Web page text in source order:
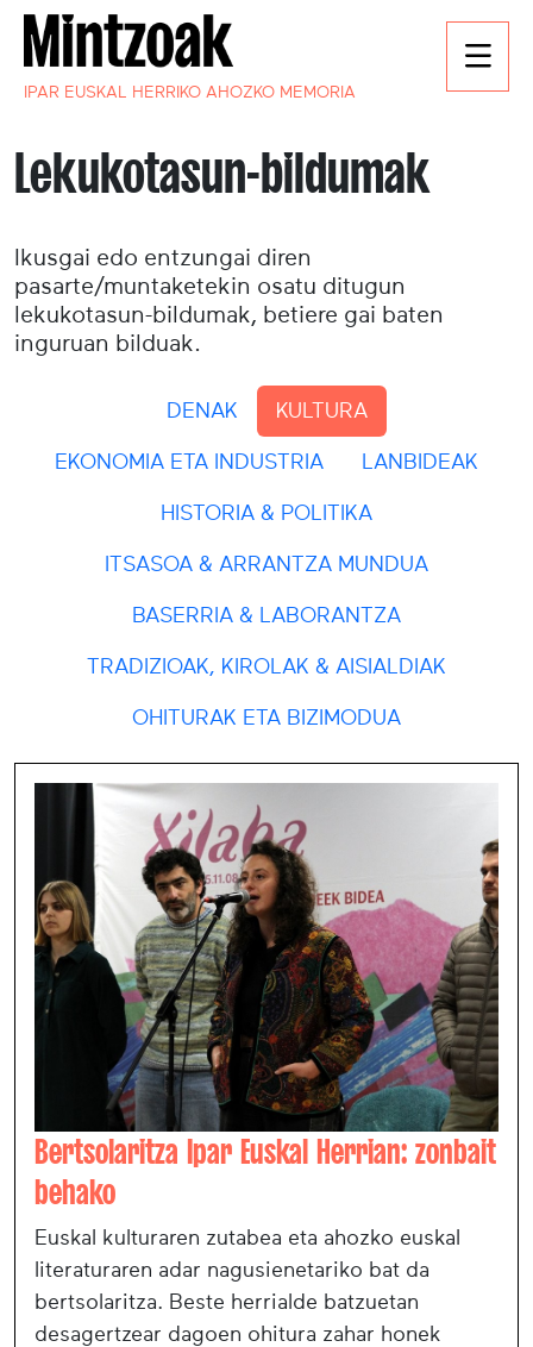
IPAR EUSKAL HERRIKO AHOZKO MEMORIA
Lekukotasun-bildumak
Ikusgai edo entzungai diren
pasarte/muntaketekin osatu ditugun
lekukotasun-bildumak, betiere gai baten
inguruan bilduak.
DENAK KULTURA
EKONOMIA ETA INDUSTRIA LANBIDEAK
HISTORIA & POLITIKA
ITSASOA & ARRANTZA MUNDUA
BASERRIA & LABORANTZA
TRADIZIOAK, KIROLAK & AISIALDIAK
OHITURAK ETA BIZIMODUA
Bertsolaritza Ipar Euskal Herrian: zonbait
behako
Euskal kulturaren zutabea eta ahozko euskal
literaturaren adar nagusienetariko bat da
bertsolaritza. Beste herrialde batzuetan
desagertzear dagoen ohitura zahar honek